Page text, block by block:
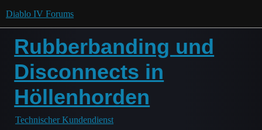
Diablo IV Forums
Rubberbanding und
Disconnects in
Höllenhorden
Technischer Kundendienst